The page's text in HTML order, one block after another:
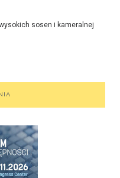
sosen i kameralnej